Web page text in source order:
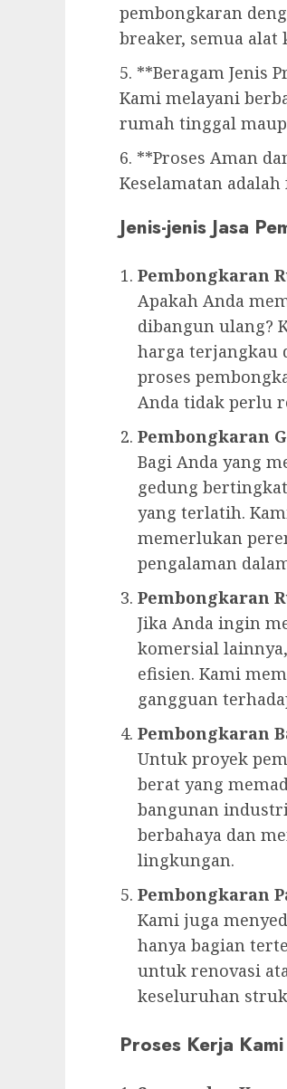
pembongkaran
breaker, semua alat
5. **Beragam Jenis
Kami melayani
rumah tinggal
6. **Proses Aman
Keselamatan
Jenis-jenis Jasa
Pembongkaran
Apakah Anda
dibangun ulang?
harga terjangkau
proses
Anda tidak perlu
Pembongkaran
Bagi Anda yang
gedung
yang terlatih.
memerlukan
pengalaman
Pembongkaran
Jika Anda ingin
komersial
efisien. Kami
gangguan
Pembongkaran
Untuk proyek
berat yang
bangunan
berbahaya dan
lingkungan.
Pembongkaran
Kami juga
hanya bagian
untuk renovasi
keseluruhan
Proses Kerja Kami